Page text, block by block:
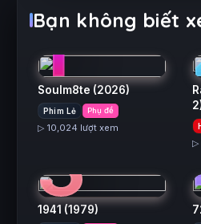
Bạn không biết
1
Soulm8te (2026)
Phim Lẻ Phụ đề
▷ 10,024 lượt xem
▷
3
1941 (1979)